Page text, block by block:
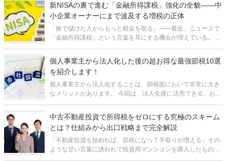
人気の高い焼肉業界で、何が起きて
新NISAの裏で進む「金融所得課税」強化の全貌——中
小企業オーナーにまで波及する増税の正体
「株で儲けた人からもっと税金を取る」——最近、ニュースで
「金融所得課税」という言葉を耳にする機会が増えている。 資
う」と感じているかもしれない。 しかし実は、超富裕層を対象
にした金融所得への
個人事業主から法人化した後の超お得な最強節税10選
を紹介します！
個人事業主から法人化することは、節税面において非常に大き
なメリットがあります。 今回は、法人化後に活用できる、お得
化するメリットは、後ほど紹介する節税策以外にも、大きく分
けて2
中古不動産投資で所得税をゼロにする究極のスキーム
とは？仕組みから出口戦略まで完全解説
「不動産投資を始めれば、節税になって手取りが増える」その
ような甘い言葉に誘われて投資用マンションを購入したもの